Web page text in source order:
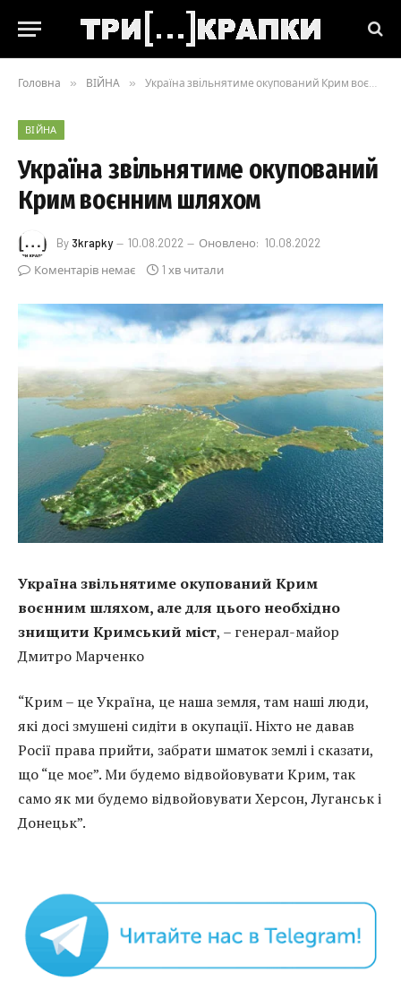
Головна » ВІЙНА » Україна звільнятиме окупований Крим воєнним шляхом
ВІЙНА
Україна звільнятиме окупований
Крим воєнним шляхом
By 3krapky 10.08.2022 Оновлено: 10.08.2022
Коментарів немає
1 хв читали
Україна звільнятиме окупований Крим
воєнним шляхом, але для цього необхідно
знищити Кримський міст, – генерал-майор
Дмитро Марченко
“Крим – це Україна, це наша земля, там наші люди,
які досі змушені сидіти в окупації. Ніхто не давав
Росії права прийти, забрати шматок землі і сказати,
що “це моє”. Ми будемо відвойовувати Крим, так
само як ми будемо відвойовувати Херсон, Луганськ і
Донецьк”.